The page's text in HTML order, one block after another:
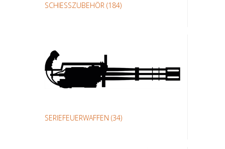
SCHIESSZUBEHÖR (184)
SERIEFEUERWAFFEN (34)